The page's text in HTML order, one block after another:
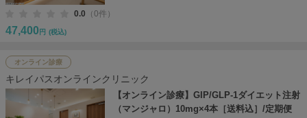
0.0 （0件）
47,400 円 (税込)
オンライン診療
キレイパスオンラインクリニック
【オンライン診療】GIP/GLP-1ダイエット注射
（マンジャロ）10mg×4本［送料込］/定期便